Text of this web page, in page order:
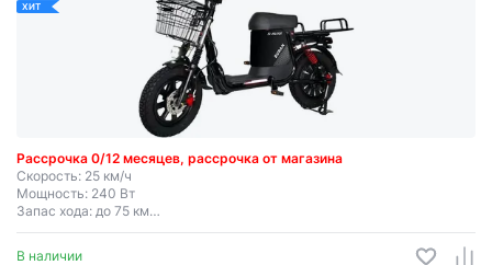
ХИТ
Рассрочка 0/12 месяцев, рассрочка от магазина
Скорость: 25 км/ч
Мощность: 240 Вт
Запас хода: до 75 км
Съемная батарея
В наличии